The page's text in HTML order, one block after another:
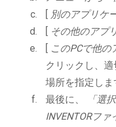
[ 別のアプリケ
[ その他のアプ
[ このPCで他
クリックし、
場所を指定しま
最後に、
「選
INVENTORファ